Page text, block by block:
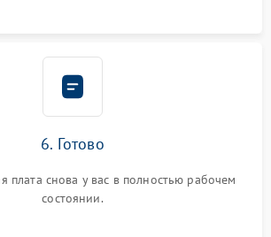
6. Готово
плата снова у вас в полностью рабочем
состоянии.